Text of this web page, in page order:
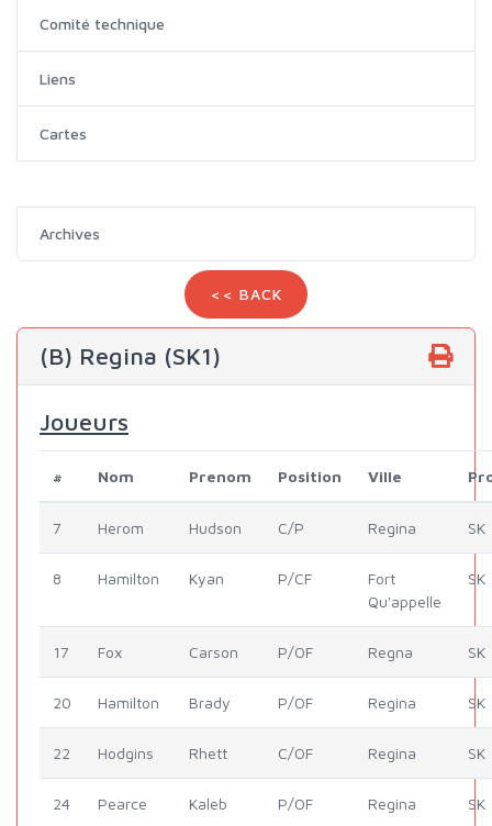
Comité technique
Liens
Cartes
Archives
<< BACK
(B) Regina (SK1)
Joueurs
# Nom Prenom Position Ville
7 Herom Hudson C/P Regina SK
8 Hamilton Kyan P/CF
Fort
Qu'appelle
SK
17 Fox Carson P/OF Regna SK
20 Hamilton Brady P/OF Regina SK
22 Hodgins Rhett C/OF Regina SK
24 Pearce Kaleb P/OF Regina SK